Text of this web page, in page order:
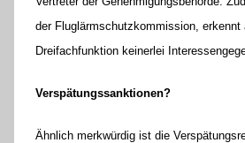
der Fluglärmschutzkommission, erkennt
Dreifachfunktion keinerlei
Verspätungssanktionen?
Ähnlich merkwürdig ist die